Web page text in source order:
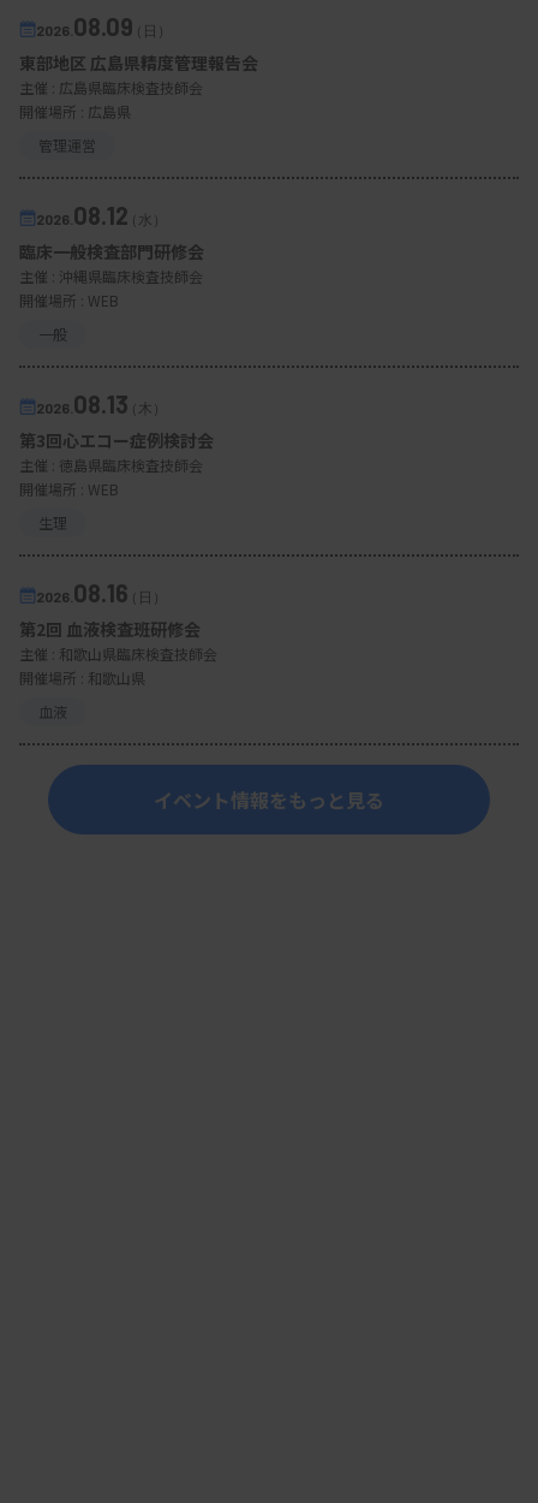
2026. 08.09（日）
東部地区 広島県精度管理報告会
主催 : 広島県臨床検査技師会
開催場所 : 広島県
管理運営
2026. 08.12（水）
臨床一般検査部門研修会
主催 : 沖縄県臨床検査技師会
開催場所 : WEB
一般
2026. 08.13（木）
第3回心エコー症例検討会
主催 : 徳島県臨床検査技師会
開催場所 : WEB
生理
2026. 08.16（日）
第2回 血液検査班研修会
主催 : 和歌山県臨床検査技師会
開催場所 : 和歌山県
血液
イベント情報をもっと見る